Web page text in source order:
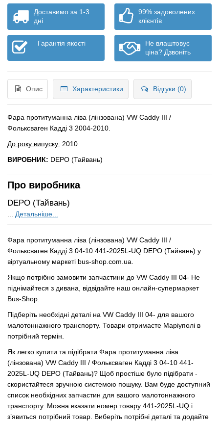
Доставимо за 1-3
дні
99% задоволених
клієнтів
Гарантія якості
Не влаштовує
ціна? Дзвоніть
Опис Характеристики Відгуки (0)
Фара протитуманна ліва (лінзована) VW Caddy III /
Фольксваген Кадді 3 2004-2010.
До року випуску: 2010
ВИРОБНИК: DEPO (Тайвань)
Про виробника
DEPO (Тайвань)
Детальніше...
Фара протитуманна ліва (лінзована) VW Caddy III /
Фольксваген Кадді 3 04-10 441-2025L-UQ DEPO (Тайвань) у
віртуальному маркеті bus-shop.com.ua.
Якщо потрібно замовити запчастини до VW Caddy III 04- Не
піднімайтеся з дивана, відвідайте наш онлайн-супермаркет
Bus-Shop.
Підберіть необхідні деталі на VW Caddy III 04- для вашого
малотоннажного транспорту. Товари отримаєте Маріуполі в
потрібний термін.
Як легко купити та підібрати Фара протитуманна ліва
(лінзована) VW Caddy III / Фольксваген Кадді 3 04-10 441-
2025L-UQ DEPO (Тайвань)? Щоб простіше було підібрати -
скористайтеся зручною системою пошуку. Вам буде доступний
список необхідних запчастин для вашого малотоннажного
транспорту. Можна вказати номер товару 441-2025L-UQ і
з’явиться потрібний товар. Виберіть потрібні деталі та додайте